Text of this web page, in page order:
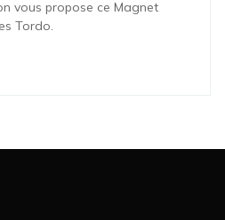
vous propose ce Magnet
Tordo.